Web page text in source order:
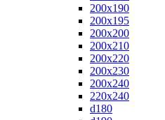
200x190
200x195
200x200
200x210
200x220
200x230
200x240
220x240
d180